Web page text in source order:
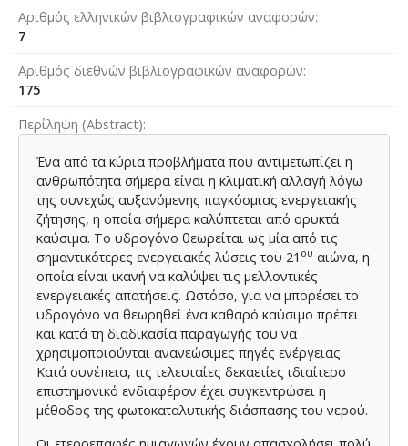
Αριθμός ελληνικών βιβλιογραφικών αναφορών
7
Αριθμός διεθνών βιβλιογραφικών αναφορών
175
Περίληψη (Abstract)
Ένα από τα κύρια προβλήματα που αντιμετωπίζει η
ανθρωπότητα σήμερα είναι η κλιματική αλλαγή λόγω
της συνεχώς αυξανόμενης παγκόσμιας ενεργειακής
ζήτησης, η οποία σήμερα καλύπτεται από ορυκτά
καύσιμα. Το υδρογόνο θεωρείται ως μία από τις
σημαντικότερες ενεργειακές λύσεις του 21 ου αιώνα, η
οποία είναι ικανή να καλύψει τις μελλοντικές
ενεργειακές απατήσεις. Ωστόσο, για να μπορέσει το
υδρογόνο να θεωρηθεί ένα καθαρό καύσιμο πρέπει
και κατά τη διαδικασία παραγωγής του να
χρησιμοποιούνται ανανεώσιμες πηγές ενέργειας.
Κατά συνέπεια, τις τελευταίες δεκαετίες ιδιαίτερο
επιστημονικό ενδιαφέρον έχει συγκεντρώσει η
μέθοδος της φωτοκαταλυτικής διάσπασης του νερού.